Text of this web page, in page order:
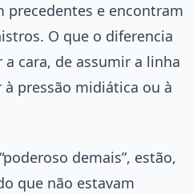
precedentes e encontram
O que o diferencia
cara, de assumir a linha
pressão midiática ou à
demais”, estão,
que não estavam